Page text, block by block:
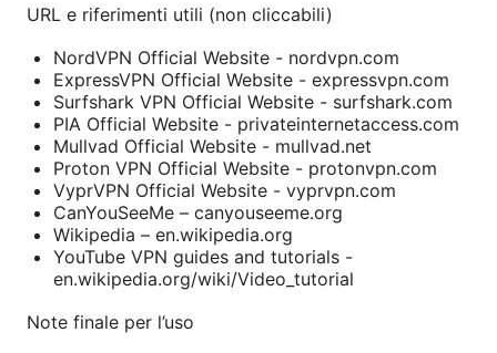
URL e riferimenti utili (non cliccabili)
NordVPN Official Website - nordvpn.com
ExpressVPN Official Website - expressvpn.com
Surfshark VPN Official Website - surfshark.com
PIA Official Website - privateinternetaccess.com
Mullvad Official Website - mullvad.net
Proton VPN Official Website - protonvpn.com
VyprVPN Official Website - vyprvpn.com
CanYouSeeMe – canyouseeme.org
Wikipedia – en.wikipedia.org
YouTube VPN guides and tutorials -
en.wikipedia.org/wiki/Video_tutorial
Note finale per l’uso